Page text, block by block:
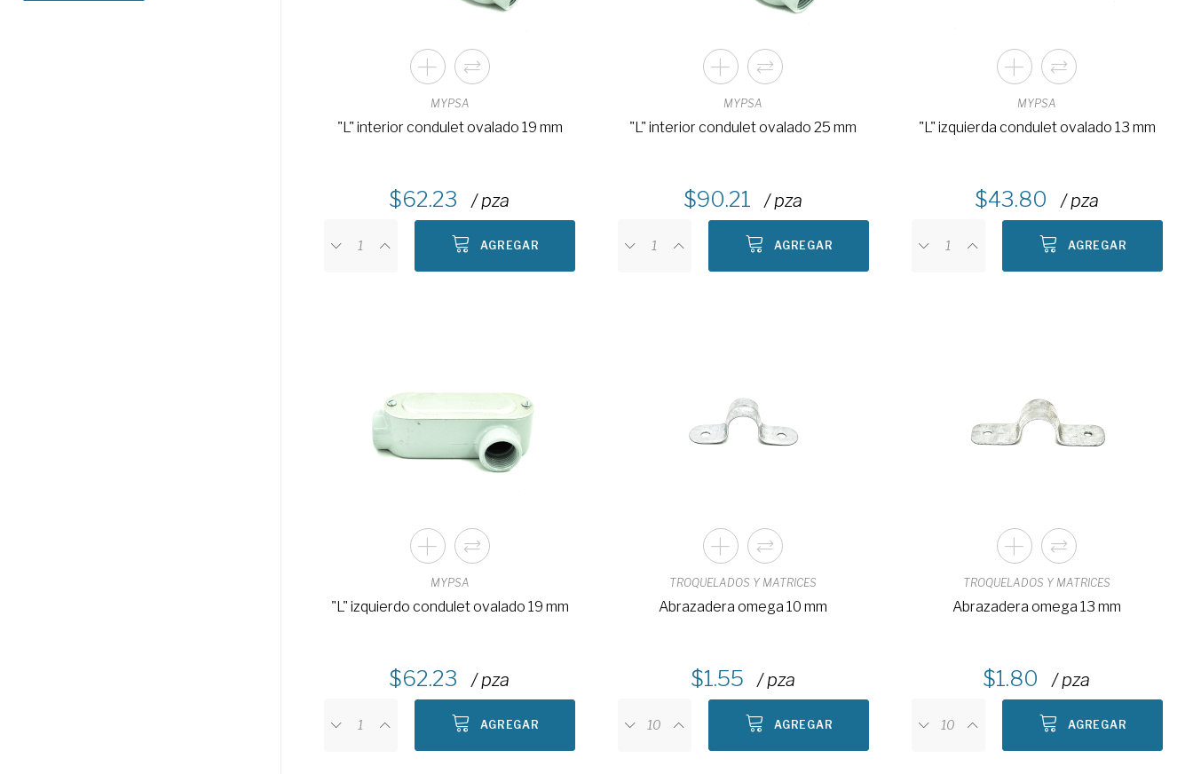
MYPSA
"L" interior condulet ovalado 19 mm
62.23 / pza
AGREGAR
MYPSA
"L" interior condulet ovalado 25 mm
90.21 / pza
AGREGAR
MYPSA
"L" izquierda condulet ovalado 13 mm
43.80 / pza
AGREGAR
MYPSA
"L" izquierdo condulet ovalado 19 mm
62.23 / pza
AGREGAR
TROQUELADOS Y MATRICES
Abrazadera omega 10 mm
1.55 / pza
AGREGAR
TROQUELADOS Y MATRICES
Abrazadera omega 13 mm
1.80 / pza
AGREGAR